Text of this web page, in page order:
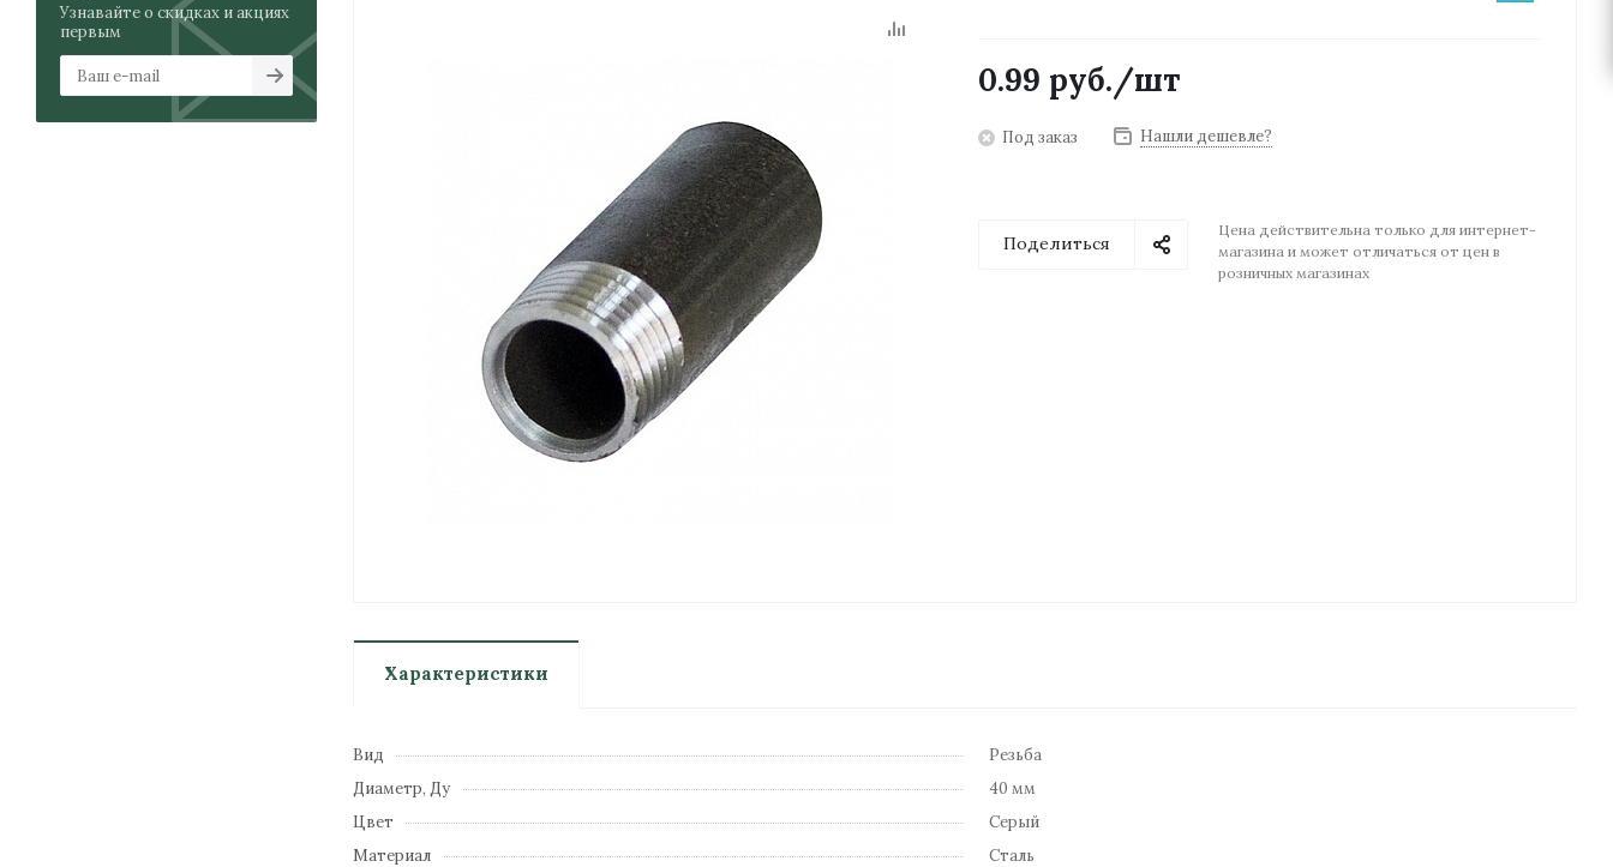
0.99 руб./шт
Под заказ Нашли дешевле?
Поделиться
Цена действительна только для интернет-
магазина и может отличаться от цен в
розничных магазинах
Характеристики
Вид
Резьба
Диаметр, Ду
40 мм
Цвет
Серый
Материал
Сталь
Узнавайте о скидках и акциях
первым